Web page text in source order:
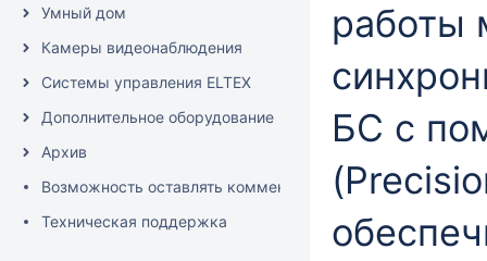
Умный дом
Камеры видеонаблюдения
Системы управления ELTEX
Дополнительное оборудование
Архив
Возможность оставлять комментарии к тексту
Техническая поддержка
работы
БС с